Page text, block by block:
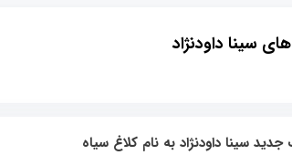
سینا داودنژاد
جدید سینا داودنژاد به نام کلاغ سیاه